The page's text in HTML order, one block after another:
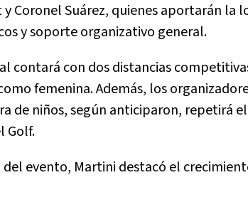
Coronel Suárez, quienes aportarán la
y soporte organizativo general.
contará con dos distancias
femenina. Además, los
de niños, según anticiparon, repetirá
Golf.
evento, Martini destacó el